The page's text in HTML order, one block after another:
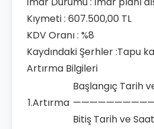
Kıymeti : 607.500,00 TL
KDV Oranı : %8
Kaydındaki Şerhler :Tapu
Artırma Bilgileri
1.Artırma
Başlangıç Tarih
Bitiş Tarih ve